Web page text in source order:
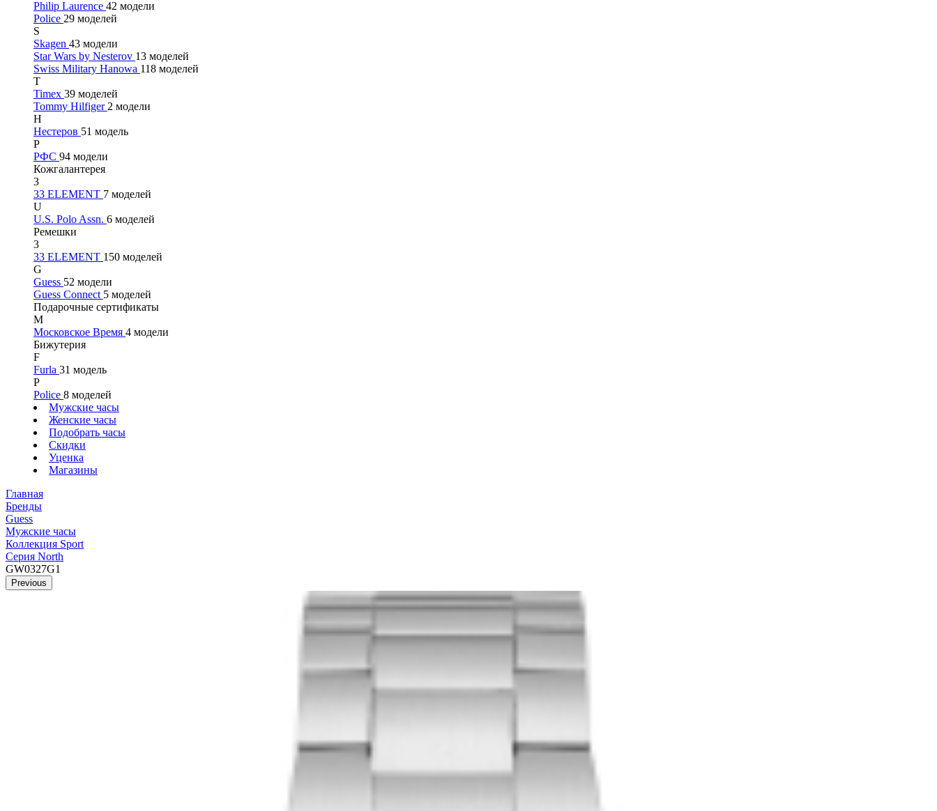
Philip Laurence 42 модели
Police 29 моделей
S
Skagen 43 модели
Star Wars by Nesterov 13 моделей
Swiss Military Hanowa 118 моделей
T
Timex 39 моделей
Tommy Hilfiger 2 модели
Н
Нестеров 51 модель
Р
РФС 94 модели
Кожгалантерея
3
33 ELEMENT 7 моделей
U
U.S. Polo Assn. 6 моделей
Ремешки
3
33 ELEMENT 150 моделей
G
Guess 52 модели
Guess Connect 5 моделей
Подарочные сертификаты
М
Московское Время 4 модели
Бижутерия
F
Furla 31 модель
P
Police 8 моделей
Мужские часы
Женские часы
Подобрать часы
Скидки
Уценка
Магазины
Главная
Бренды
Guess
Мужские часы
Коллекция Sport
Серия North
GW0327G1
Previous